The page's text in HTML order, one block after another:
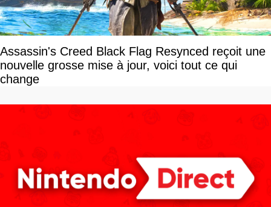
Assassin's Creed Black Flag Resynced reçoit une
nouvelle grosse mise à jour, voici tout ce qui
change